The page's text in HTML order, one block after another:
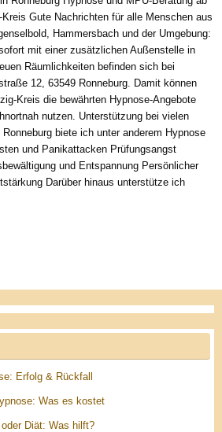
Gute Nachrichten für alle Menschen aus
Hammersbach und der Umgebung:
mit einer zusätzlichen Außenstelle in
Räumlichkeiten befinden sich bei
12, 63549 Ronneburg. Damit können
Kreis die bewährten Hypnose-Angebote
nutzen. Unterstützung bei vielen
biete ich unter anderem Hypnose
und Panikattacken Prüfungsangst
und Entspannung Persönlicher
Darüber hinaus unterstütze ich
Erfolg & Rückfall
Was es kostet
Diät: Was hilft?